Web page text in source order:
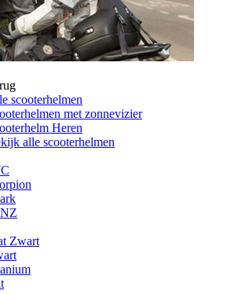
scooterhelmen
met zonnevizier
Heren
alle scooterhelmen
Zwart